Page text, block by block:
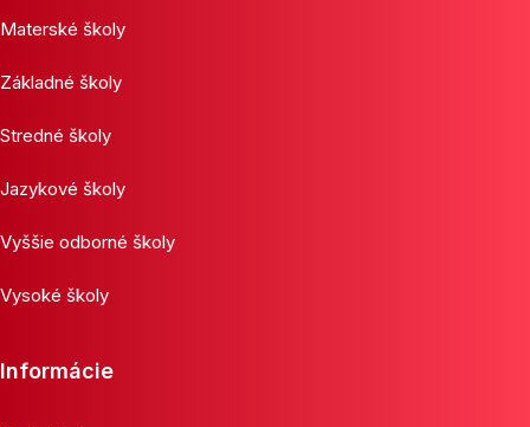
Materské školy
Základné školy
Stredné školy
Jazykové školy
Vyššie odborné školy
Vysoké školy
Informácie